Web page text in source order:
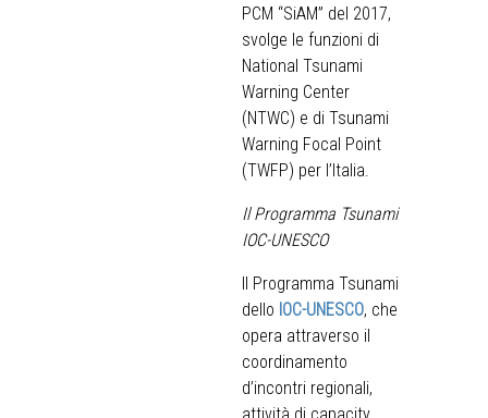
PCM “SiAM” del 2017,
svolge le funzioni di
National Tsunami
Warning Center
(NTWC) e di Tsunami
Warning Focal Point
(TWFP) per l’Italia.
Il Programma Tsunami
IOC-UNESCO
Il Programma Tsunami
dello IOC-UNESCO, che
opera attraverso il
coordinamento
d’incontri regionali,